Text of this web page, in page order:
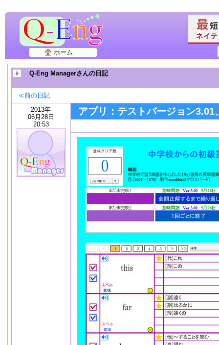
ホーム
Q-Eng Managerさんの日記
≪前の日記
2013年
06月28日
20:53
アプリ：テストバージョン3.01